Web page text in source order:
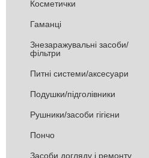
Косметички
Гаманці
Знезаражувальні засоби/
фільтри
Питні системи/аксесуари
Подушки/підголівники
Рушники/засоби гігієни
Пончо
Засоби догляду і ремонту